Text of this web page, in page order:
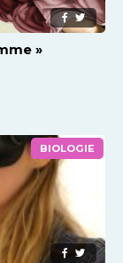
»
BIOLOGIE